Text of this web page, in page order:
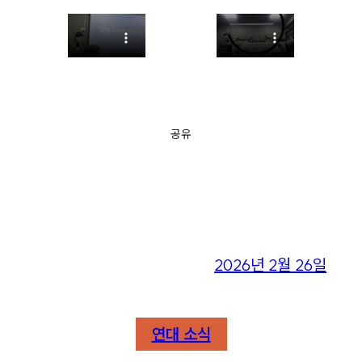
공유
2026년 2월 26일
연대 소식